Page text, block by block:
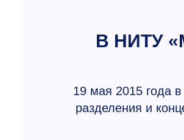
В НИТУ
19 мая 2015 года
разделения и